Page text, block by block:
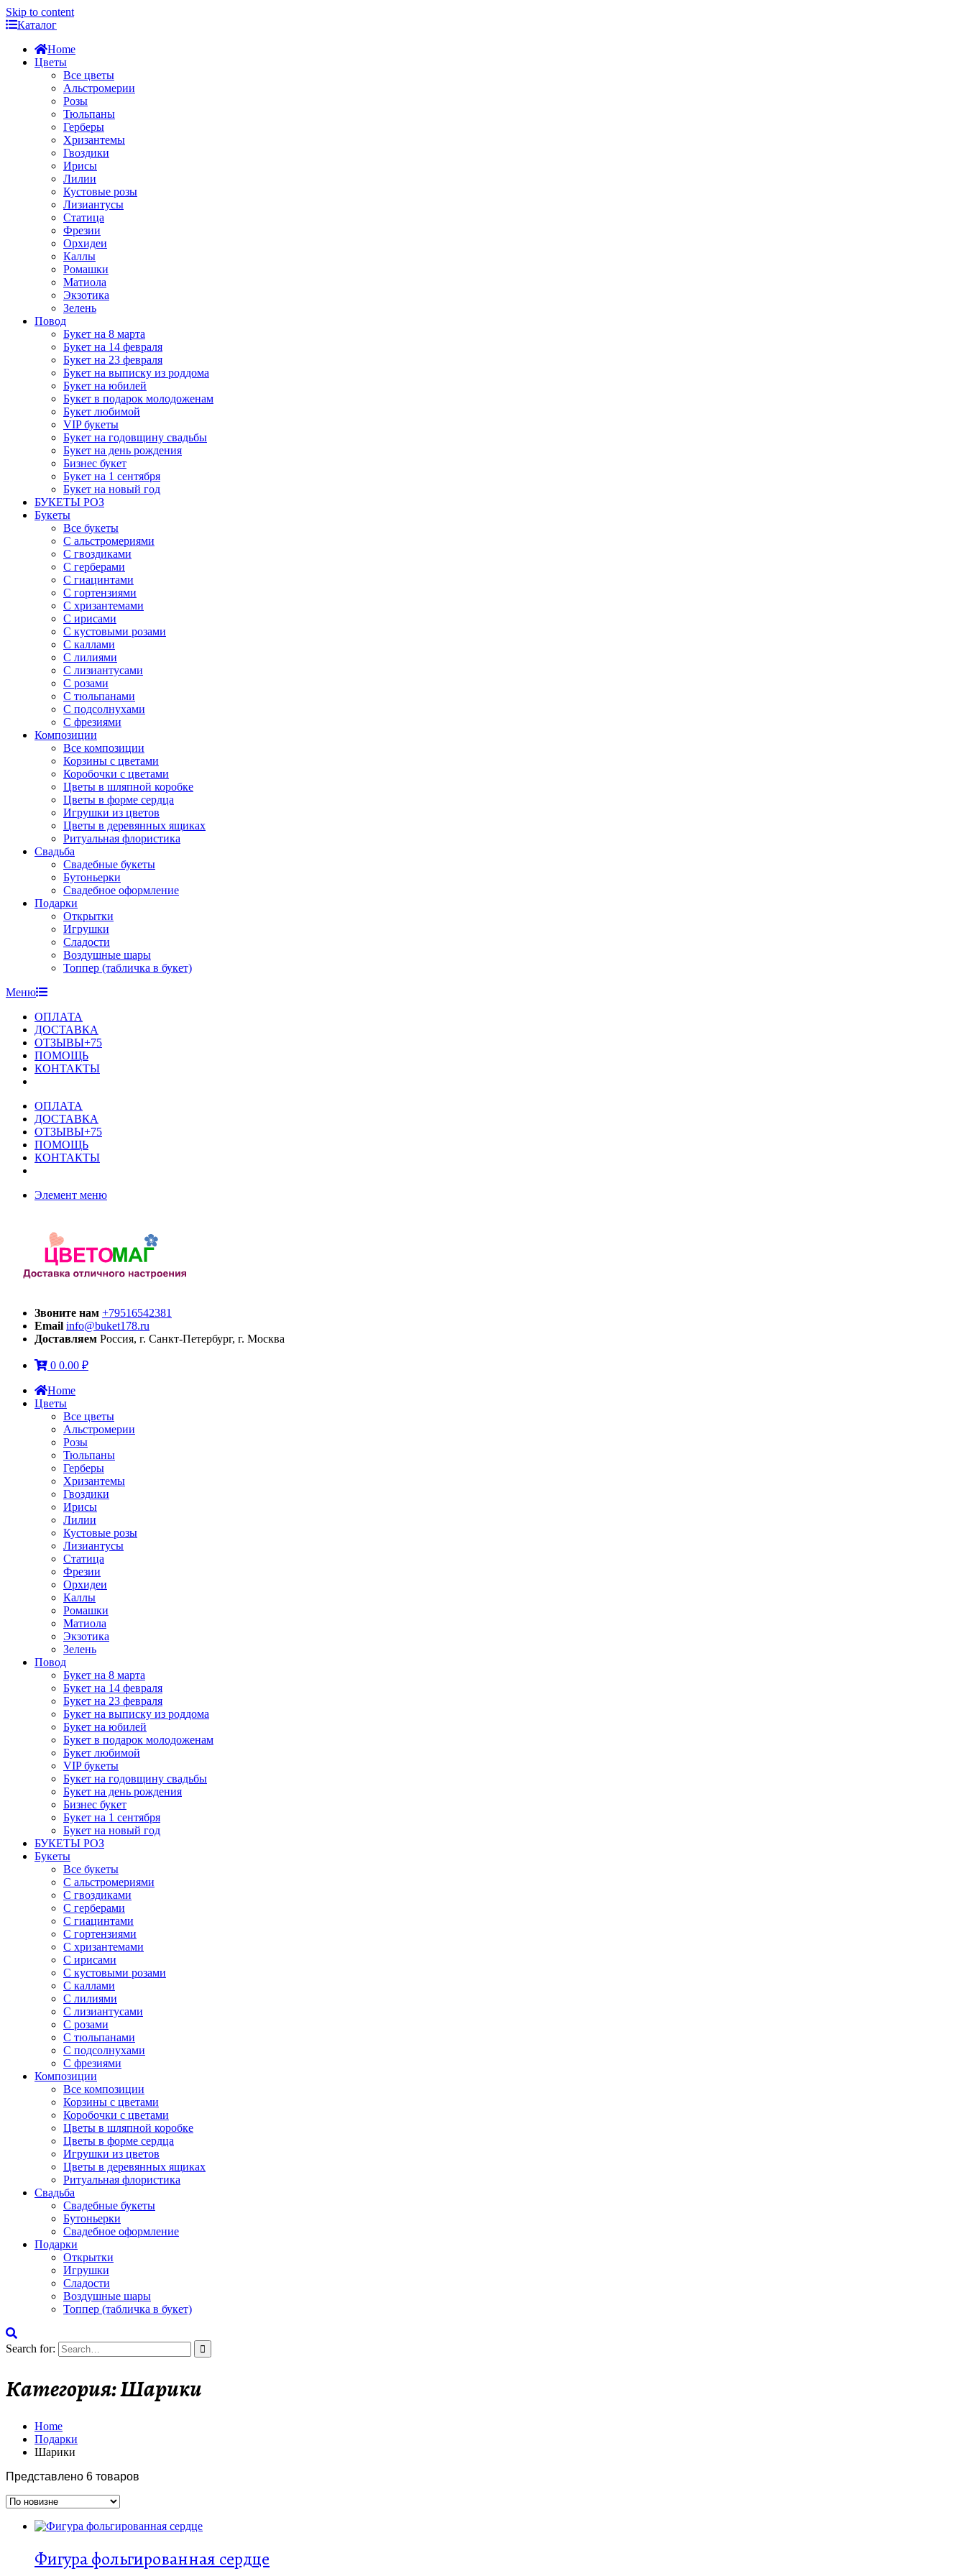
Skip to content
Каталог
Home
Цветы
Все цветы
Альстромерии
Розы
Тюльпаны
Герберы
Хризантемы
Гвоздики
Ирисы
Лилии
Кустовые розы
Лизиантусы
Статица
Фрезии
Орхидеи
Каллы
Ромашки
Матиола
Экзотика
Зелень
Повод
Букет на 8 марта
Букет на 14 февраля
Букет на 23 февраля
Букет на выписку из роддома
Букет на юбилей
Букет в подарок молодоженам
Букет любимой
VIP букеты
Букет на годовщину свадьбы
Букет на день рождения
Бизнес букет
Букет на 1 сентября
Букет на новый год
БУКЕТЫ РОЗ
Букеты
Все букеты
С альстромериями
С гвоздиками
С герберами
С гиацинтами
С гортензиями
С хризантемами
С ирисами
С кустовыми розами
С каллами
С лилиями
С лизиантусами
С розами
С тюльпанами
С подсолнухами
С фрезиями
Композиции
Все композиции
Корзины с цветами
Коробочки с цветами
Цветы в шляпной коробке
Цветы в форме сердца
Игрушки из цветов
Цветы в деревянных ящиках
Ритуальная флористика
Свадьба
Свадебные букеты
Бутоньерки
Свадебное оформление
Подарки
Открытки
Игрушки
Сладости
Воздушные шары
Топпер (табличка в букет)
Меню
ОПЛАТА
ДОСТАВКА
ОТЗЫВЫ+75
ПОМОЩЬ
КОНТАКТЫ
ОПЛАТА
ДОСТАВКА
ОТЗЫВЫ+75
ПОМОЩЬ
КОНТАКТЫ
Элемент меню
Звоните нам +79516542381
Email info@buket178.ru
Доставляем Россия, г. Санкт-Петербург, г. Москва
0 0.00 ₽
Home
Цветы
Все цветы
Альстромерии
Розы
Тюльпаны
Герберы
Хризантемы
Гвоздики
Ирисы
Лилии
Кустовые розы
Лизиантусы
Статица
Фрезии
Орхидеи
Каллы
Ромашки
Матиола
Экзотика
Зелень
Повод
Букет на 8 марта
Букет на 14 февраля
Букет на 23 февраля
Букет на выписку из роддома
Букет на юбилей
Букет в подарок молодоженам
Букет любимой
VIP букеты
Букет на годовщину свадьбы
Букет на день рождения
Бизнес букет
Букет на 1 сентября
Букет на новый год
БУКЕТЫ РОЗ
Букеты
Все букеты
С альстромериями
С гвоздиками
С герберами
С гиацинтами
С гортензиями
С хризантемами
С ирисами
С кустовыми розами
С каллами
С лилиями
С лизиантусами
С розами
С тюльпанами
С подсолнухами
С фрезиями
Композиции
Все композиции
Корзины с цветами
Коробочки с цветами
Цветы в шляпной коробке
Цветы в форме сердца
Игрушки из цветов
Цветы в деревянных ящиках
Ритуальная флористика
Свадьба
Свадебные букеты
Бутоньерки
Свадебное оформление
Подарки
Открытки
Игрушки
Сладости
Воздушные шары
Топпер (табличка в букет)
Search for:
Категория:Шарики
Home
Подарки
Шарики
Представлено 6 товаров
Фигура фольгированная сердце